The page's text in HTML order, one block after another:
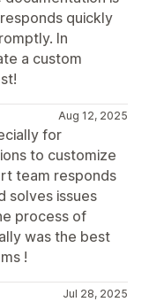
quickly
In
a custom
Aug 12, 2025
for
to customize
team responds
solves issues
process of
was the best
!
Jul 28, 2025